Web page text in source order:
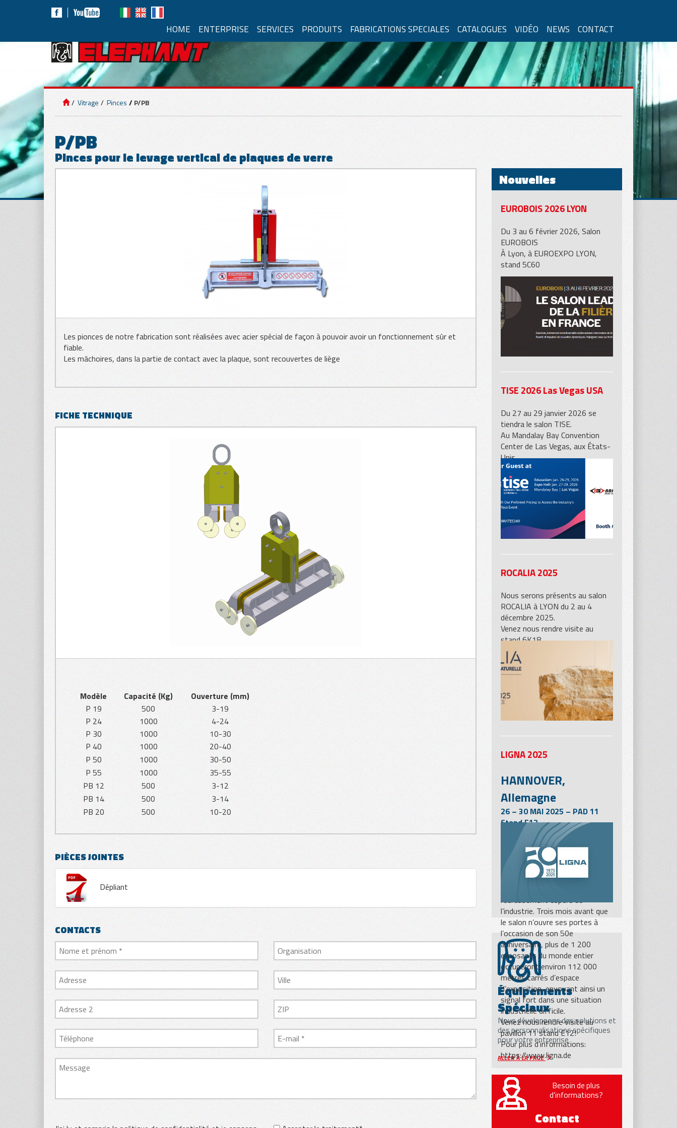
HOME ENTERPRISE SERVICES PRODUITS FABRICATIONS SPECIALES CATALOGUES VIDÉO NEWS CONTACT
ÉQUIPEMENT DE
LEVAGE
PANNEAUX
MARBRE
VITRAGE
Palonnier à Ventouse
Comprimé
Mouvements manuels
pneumatiques
Déchargeur
Déchargeur pour plaques
Pinces
Vitrage Pinces P/PB
P/PB
Pinces pour le levage vertical de plaques de verre
Les pionces de notre fabrication sont réalisées avec acier spécial de façon à pouvoir avoir un fonctionnement sûr et
fiable.
Les mâchoires, dans la partie de contact avec la plaque, sont recouvertes de liège
FICHE TECHNIQUE
Modèle Capacité (Kg)
Ouverture (mm)
P 19
500
3-19
P 24
1000
4-24
P 30
1000
10-30
P 40
1000
20-40
P 50
1000
30-50
P 55
1000
35-55
PB 12
500
3-12
PB 14
500
3-14
PB 20
500 10-20
PIÈCES JOINTES
Dépliant
CONTACTS
Nouvelles
EUROBOIS 2026 LYON
Du 3 au 6 février 2026, Salon
EUROBOIS
À Lyon, à EUROEXPO LYON,
stand 5C60
TISE 2026 Las Vegas USA
Du 27 au 29 janvier 2026 se
tiendra le salon TISE.
Au Mandalay Bay Convention
Center de Las Vegas, aux États-
Unis,
vous pourrez découvrir nos
produits sur le stand 5601 de BB
Industries.
ROCALIA 2025
Nous serons présents au salon
ROCALIA à LYON du 2 au 4
décembre 2025.
Venez nous rendre visite au
stand 6K18.
LIGNA 2025
HANNOVER,
Allemagne
26 – 30 MAI 2025 – PAD 11
Stand E12
Le salon LIGNA, qui se tiendra à
Hanovre du 26 au 30 mai 2025,
sera l’une des étapes les plus
importantes pour l’industrie du
travail et de la transformation
redressement espéré de
l’industrie. Trois mois avant que
le salon n’ouvre ses portes à
l’occasion de son 50e
anniversaire, plus de 1 200
exposants du monde entier
occuperont environ 112 000
mètres carrés d’espace
d’exposition, envoyant ainsi un
signal fort dans une situation
industrielle difficile.
Venez nous rendre visite au
pavillon 11 stand E12!
Pour plus d’informations:
https://www.ligna.de
Équipements
Spéciaux
Nous développons des solutions et
des personnalisations spécifiques
pour votre entreprise
ALLER À LA PAGE
Besoin de plus
d'informations?
Contact